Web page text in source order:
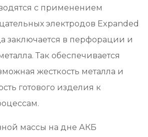
с применением
электродов Expanded
заключается в перфорации и
Так обеспечивается
жесткость металла и
готового изделия к
массы на дне АКБ